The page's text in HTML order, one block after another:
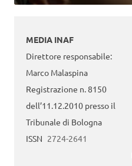
MEDIA INAF
Direttore responsabile:
Marco Malaspina
Registrazione n. 8150
dell’11.12.2010 presso il
Tribunale di Bologna
ISSN 2724-2641